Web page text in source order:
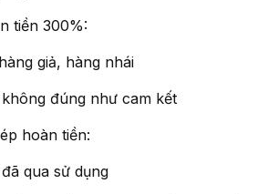
tiền 300%:
giả, hàng nhái
đúng như cam kết
hoàn tiền:
qua sử dụng